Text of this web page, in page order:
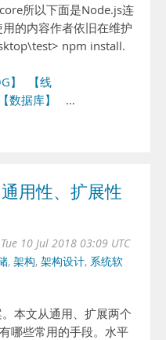
所以下面是Node.js连
的内容作者依旧在维护
npm install.
】
【线
【数据库】
…
用性、扩展性
Tue 10 Jul 2018 03:09 UTC
, 架构, 架构设计, 系统软
本文从通用、扩展两个
哪些常用的手段。水平